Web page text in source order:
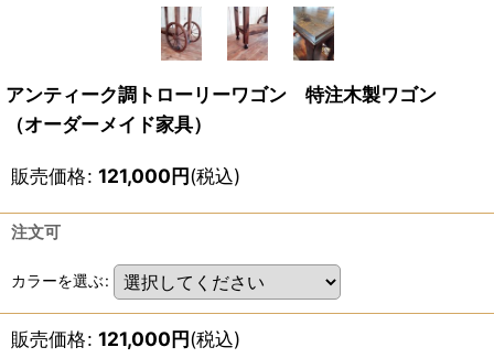
アンティーク調トローリーワゴン 特注木製ワゴン
（オーダーメイド家具）
販売価格: 121,000円(税込)
注文可
カラーを選ぶ:
販売価格: 121,000円(税込)